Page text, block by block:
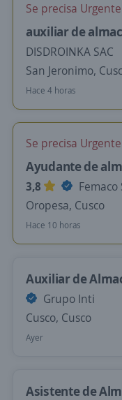
Se precisa Urgente
auxiliar de
DISDROINKA SAC
San Jeronimo,
Hace 4 horas
Se precisa Urgente
Ayudante de
3,8
Femaco
Oropesa, Cusco
Hace 10 horas
Auxiliar de
Grupo Inti
Cusco, Cusco
Ayer
Asistente de